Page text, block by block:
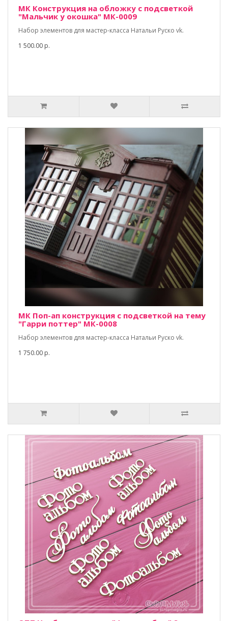
МК Конструкция на обложку с подсветкой
"Мальчик у окошка" МК-0009
Набор элементов для мастер-класса Натальи Руско vk.
1 500.00 р.
МК Поп-ап конструкция с подсветкой на тему
"Гарри поттер" МК-0008
Набор элементов для мастер-класса Натальи Руско vk.
1 750.00 р.